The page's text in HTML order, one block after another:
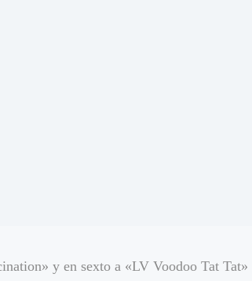
y en sexto a «LV Voodoo Tat Tat»